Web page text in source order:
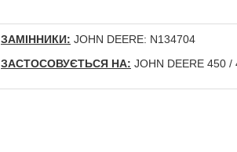
ЗАМІННИКИ: JOHN DEERE: N134704
ЗАСТОСОВУЄТЬСЯ НА: JOHN DEERE 450